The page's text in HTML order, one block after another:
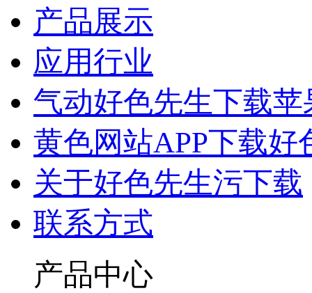
产品展示
应用行业
气动好色先生下载
黄色网站APP下载好
关于好色先生污下载
联系方式
产品中心